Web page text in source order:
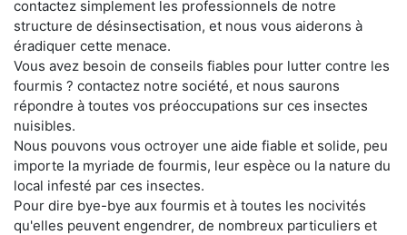
contactez simplement les professionnels de notre
structure de désinsectisation, et nous vous aiderons à
éradiquer cette menace.
Vous avez besoin de conseils fiables pour lutter contre les
fourmis ? contactez notre société, et nous saurons
répondre à toutes vos préoccupations sur ces insectes
nuisibles.
Nous pouvons vous octroyer une aide fiable et solide, peu
importe la myriade de fourmis, leur espèce ou la nature du
local infesté par ces insectes.
Pour dire bye-bye aux fourmis et à toutes les nocivités
qu'elles peuvent engendrer, de nombreux particuliers et